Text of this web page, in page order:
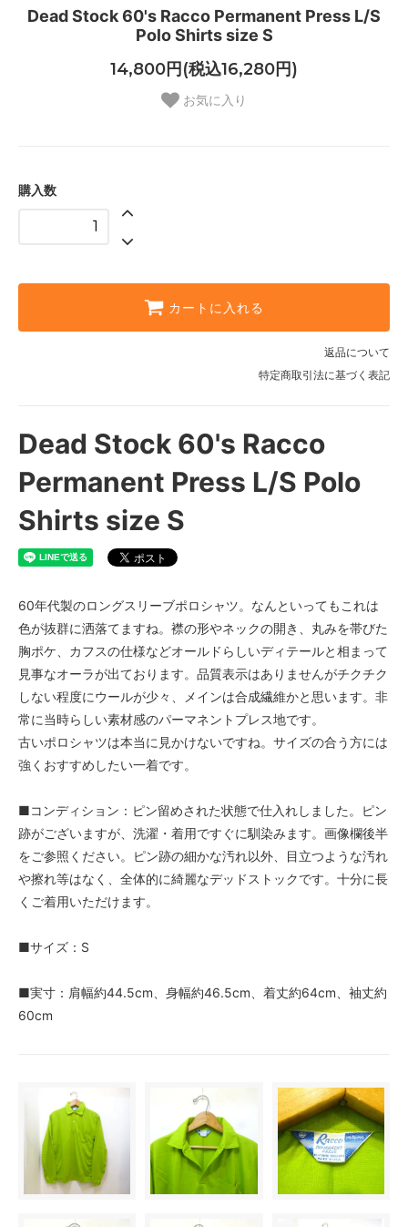
Dead Stock 60's Racco Permanent Press L/S
Polo Shirts size S
14,800円(税込16,280円)
お気に入り
購入数
カートに入れる
返品について
特定商取引法に基づく表記
Dead Stock 60's Racco
Permanent Press L/S Polo
Shirts size S
60年代製のロングスリーブポロシャツ。なんといってもこれは
色が抜群に洒落てますね。襟の形やネックの開き、丸みを帯びた
胸ポケ、カフスの仕様などオールドらしいディテールと相まって
見事なオーラが出ております。品質表示はありませんがチクチク
しない程度にウールが少々、メインは合成繊維かと思います。非
常に当時らしい素材感のパーマネントプレス地です。
古いポロシャツは本当に見かけないですね。サイズの合う方には
強くおすすめしたい一着です。
■コンディション：ピン留めされた状態で仕入れしました。ピン
跡がございますが、洗濯・着用ですぐに馴染みます。画像欄後半
をご参照ください。ピン跡の細かな汚れ以外、目立つような汚れ
や擦れ等はなく、全体的に綺麗なデッドストックです。十分に長
くご着用いただけます。
■サイズ：S
■実寸：肩幅約44.5cm、身幅約46.5cm、着丈約64cm、袖丈約
60cm